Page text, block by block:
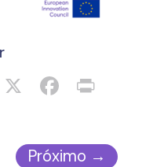
Próximo →